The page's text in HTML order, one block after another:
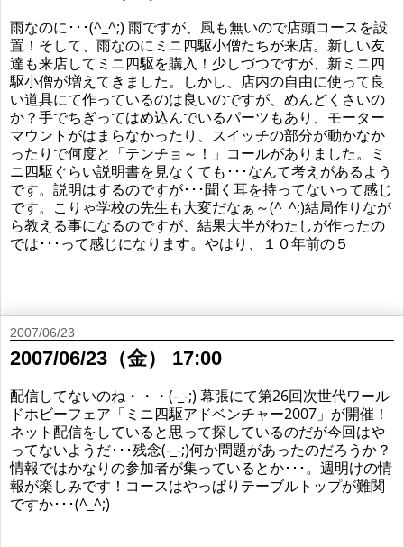
雨なのに･･･(^_^;) 雨ですが、風も無いので店頭コースを設
置！そして、雨なのにミニ四駆小僧たちが来店。新しい友
達も来店してミニ四駆を購入！少しづつですが、新ミニ四
駆小僧が増えてきました。しかし、店内の自由に使って良
い道具にて作っているのは良いのですが、めんどくさいの
か？手でちぎってはめ込んでいるパーツもあり、モーター
マウントがはまらなかったり、スイッチの部分が動かなか
ったりで何度と「テンチョ～！」コールがありました。ミ
ニ四駆ぐらい説明書を見なくても･･･なんて考えがあるよう
です。説明はするのですが･･･聞く耳を持ってないって感じ
です。こりゃ学校の先生も大変だなぁ～(^_^;)結局作りなが
ら教える事になるのですが、結果大半がわたしが作ったの
では･･･って感じになります。やはり、１０年前の５
2007/06/23
2007/06/23（金） 17:00
配信してないのね・・・(-_-;) 幕張にて第26回次世代ワール
ドホビーフェア「ミニ四駆アドベンチャー2007」が開催！
ネット配信をしていると思って探しているのだが今回はや
ってないようだ･･･残念(-_-;)何か問題があったのだろうか？
情報ではかなりの参加者が集っているとか･･･。週明けの情
報が楽しみです！コースはやっぱりテーブルトップが難関
ですか･･･(^_^;)